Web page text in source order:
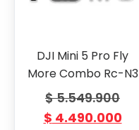
DJI Mini 5 Pro Fly
More Combo Rc-N3
$5.549.900
$ 4.490.000